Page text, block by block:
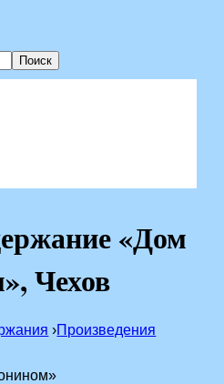
Поиск
«Дом
Чехов
›Произведения